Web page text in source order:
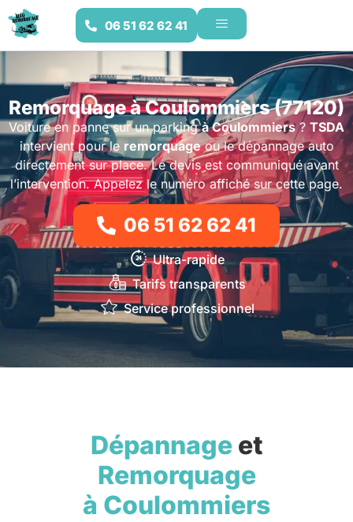
06 51 62 62 41
Remorquage à Coulommiers (77120)
Voiture en panne sur un parkingà Coulommiers? TSDA
intervient pour le remorquageou le dépannage auto
directement sur place. Le devis est communiqué avant
l’intervention. Appelez le numéro affiché sur cette page.
06 51 62 62 41
Ultra-rapide
Tarifs transparents
Service professionnel
Dépannageet
Remorquage
à Coulommiers